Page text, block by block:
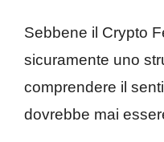
Sebbene il Crypto
sicuramente uno
comprendere il
dovrebbe mai